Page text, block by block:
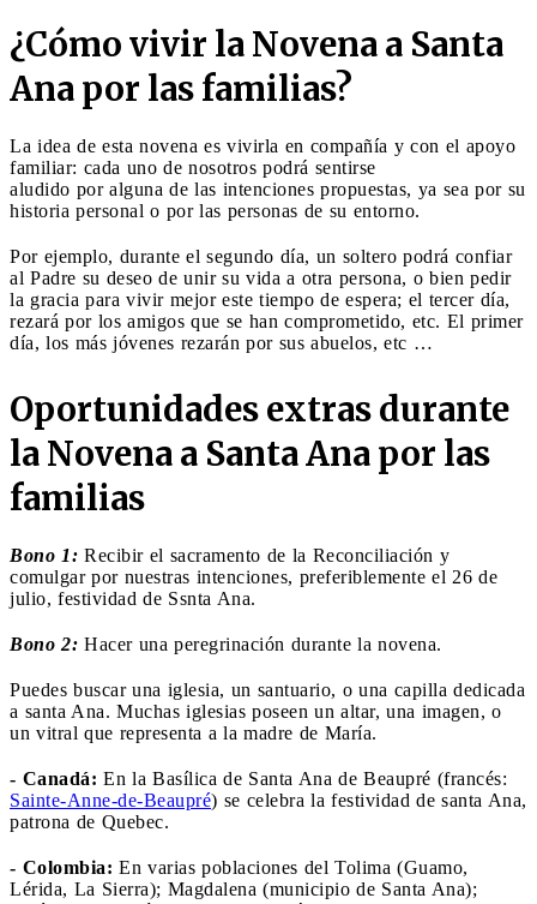
¿Cómo vivir la Novena a Santa
Ana por las familias?
La idea de esta novena es vivirla en compañía y con el apoyo
familiar: cada uno de nosotros podrá sentirse
aludido por alguna de las intenciones propuestas, ya sea por su
historia personal o por las personas de su entorno.
Por ejemplo, durante el segundo día, un soltero podrá confiar
al Padre su deseo de unir su vida a otra persona, o bien pedir
la gracia para vivir mejor este tiempo de espera; el tercer día,
rezará por los amigos que se han comprometido, etc. El primer
día, los más jóvenes rezarán por sus abuelos, etc …
Oportunidades extras durante
la Novena a Santa Ana por las
familias
Bono 1: Recibir el sacramento de la Reconciliación y
comulgar por nuestras intenciones, preferiblemente el 26 de
julio, festividad de Ssnta Ana.
Bono 2: Hacer una peregrinación durante la novena.
Puedes buscar una iglesia, un santuario, o una capilla dedicada
a santa Ana. Muchas iglesias poseen un altar, una imagen, o
un vitral que representa a la madre de María.
- Canadá: En la Basílica de Santa Ana de Beaupré (francés:
Sainte-Anne-de-Beaupré) se celebra la festividad de santa Ana,
patrona de Quebec.
- Colombia: En varias poblaciones del Tolima (Guamo,
Lérida, La Sierra); Magdalena (municipio de Santa Ana);